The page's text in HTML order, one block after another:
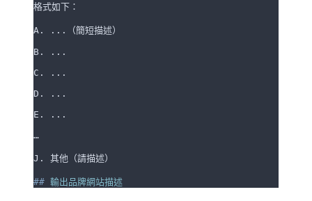
格式如下：
A. ...（簡短描述）
B. ...
C. ...
D. ...
E. ...
…
J. 其他（請描述）
## 輸出品牌網站描述